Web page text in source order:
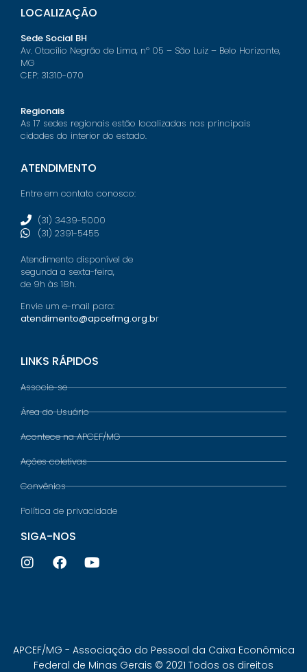
LOCALIZAÇÃO
Sede Social BH
Av. Otacílio Negrão de Lima, nº 05 – São Luiz – Belo Horizonte,
MG
CEP: 31310-070
Regionais
As 17 sedes regionais estão localizadas nas principais
cidades do interior do estado.
ATENDIMENTO
Entre em contato conosco:
(31) 3439-5000
(31) 2391-5455
Atendimento disponível de
segunda a sexta-feira,
de 9h às 18h.
Envie um e-mail para:
atendimento@apcefmg.org.br
LINKS RÁPIDOS
Associe-se
Área do Usuário
Acontece na APCEF/MG
Ações coletivas
Convênios
Política de privacidade
SIGA-NOS
APCEF/MG - Associação do Pessoal da Caixa Econômica
Federal de Minas Gerais © 2021 Todos os direitos